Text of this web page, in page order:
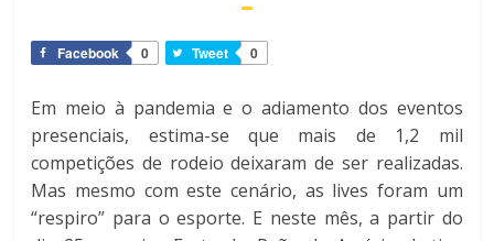
Facebook 0 Tweet 0
Em meio à pandemia e o adiamento dos eventos
presenciais, estima-se que mais de 1,2 mil
competições de rodeio deixaram de ser realizadas.
Mas mesmo com este cenário, as lives foram um
“respiro” para o esporte. E neste mês, a partir do